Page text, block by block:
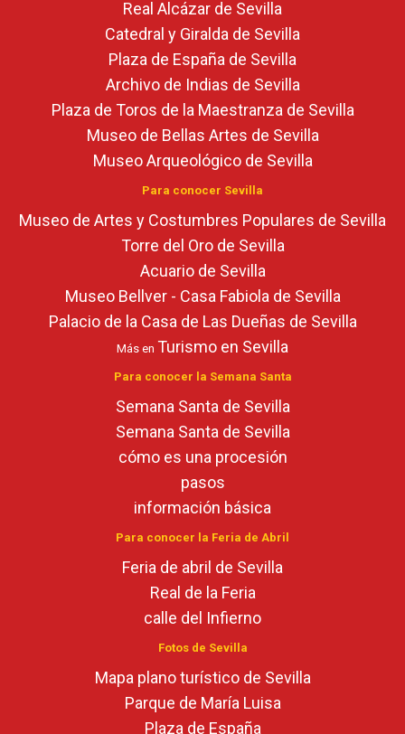
Real Alcázar de Sevilla
Catedral y Giralda de Sevilla
Plaza de España de Sevilla
Archivo de Indias de Sevilla
Plaza de Toros de la Maestranza de Sevilla
Museo de Bellas Artes de Sevilla
Museo Arqueológico de Sevilla
Para conocer Sevilla
Museo de Artes y Costumbres Populares de Sevilla
Torre del Oro de Sevilla
Acuario de Sevilla
Museo Bellver - Casa Fabiola de Sevilla
Palacio de la Casa de Las Dueñas de Sevilla
Más en Turismo en Sevilla
Para conocer la Semana Santa
Semana Santa de Sevilla
Semana Santa de Sevilla
cómo es una procesión
pasos
información básica
Para conocer la Feria de Abril
Feria de abril de Sevilla
Real de la Feria
calle del Infierno
Fotos de Sevilla
Mapa plano turístico de Sevilla
Parque de María Luisa
Plaza de España